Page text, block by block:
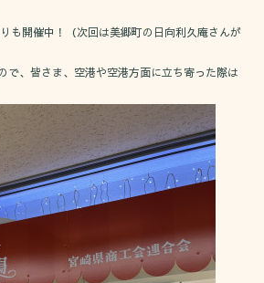
も開催中！（次回は美郷町の日向利久庵さんが
で、皆さま、空港や空港方面に立ち寄った際は